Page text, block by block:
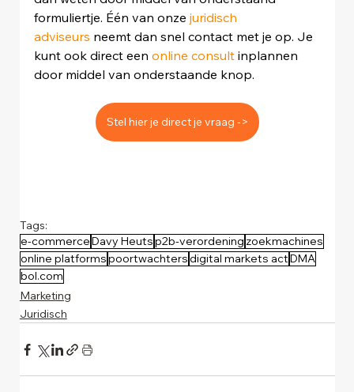
formuliertje. Één van onze juridisch
adviseurs neemt dan snel contact met je op. Je
kunt ook direct een online consult inplannen
door middel van onderstaande knop.
Stel hier je direct je vraag ->
Tags:
e-commerceDavy Heutsp2b-verordening zoekmachines
online platformspoortwachtersdigital markets actDMA
bol.com
Marketing
Juridisch